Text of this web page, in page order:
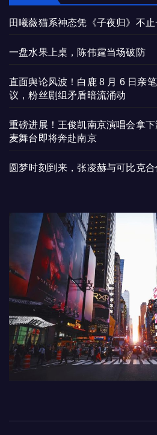
田曦薇猫系神态凭《子夜归》不止
一盘水果上桌，陈伟霆当场破防
直面舆论风波！白鹿 8 月 6 日亲
议，粉丝剧组矛盾暗流涌动
重磅进展！王俊凯南京演唱会拿
麦舞台即将奔赴南京
圆梦时刻到来，张凌赫与可比克